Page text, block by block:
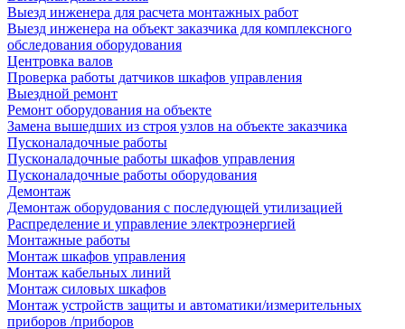
Выезд инженера для расчета монтажных работ
Выезд инженера на объект заказчика для комплексного
обследования оборудования
Центровка валов
Проверка работы датчиков шкафов управления
Выездной ремонт
Ремонт оборудования на объекте
Замена вышедших из строя узлов на объекте заказчика
Пусконаладочные работы
Пусконаладочные работы шкафов управления
Пусконаладочные работы оборудования
Демонтаж
Демонтаж оборудования с последующей утилизацией
Распределение и управление электроэнергией
Монтажные работы
Монтаж шкафов управления
Монтаж кабельных линий
Монтаж силовых шкафов
Монтаж устройств защиты и автоматики/измерительных
приборов /приборов